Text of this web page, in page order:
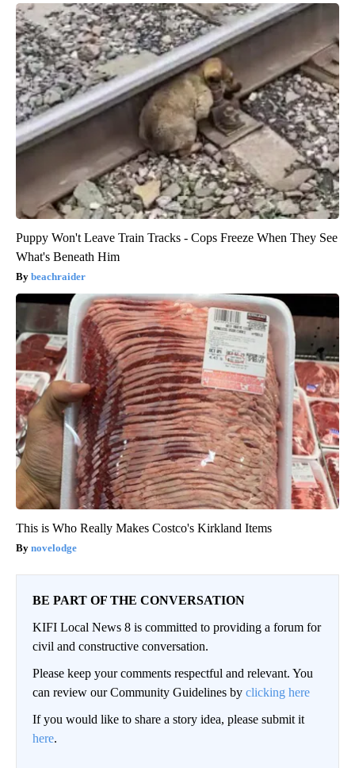
Puppy Won't Leave Train Tracks - Cops Freeze When They See
What's Beneath Him
beachraider
This is Who Really Makes Costco's Kirkland Items
novelodge
BE PART OF THE CONVERSATION
KIFI Local News 8 is committed to providing a forum for
civil and constructive conversation.
Please keep your comments respectful and relevant. You
can review our Community Guidelines by clicking here
If you would like to share a story idea, please submit it
here.